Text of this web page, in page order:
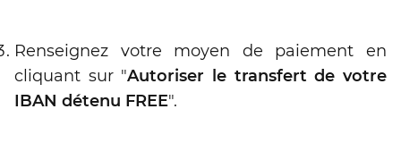
Renseignez votre moyen de paiement en
cliquant sur "Autoriser le transfert de votre
IBAN détenu FREE".